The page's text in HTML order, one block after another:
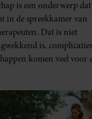
GEEFT
is een onderwerp
in de spreekkamer van
Dat is niet
is,
komen veel voor